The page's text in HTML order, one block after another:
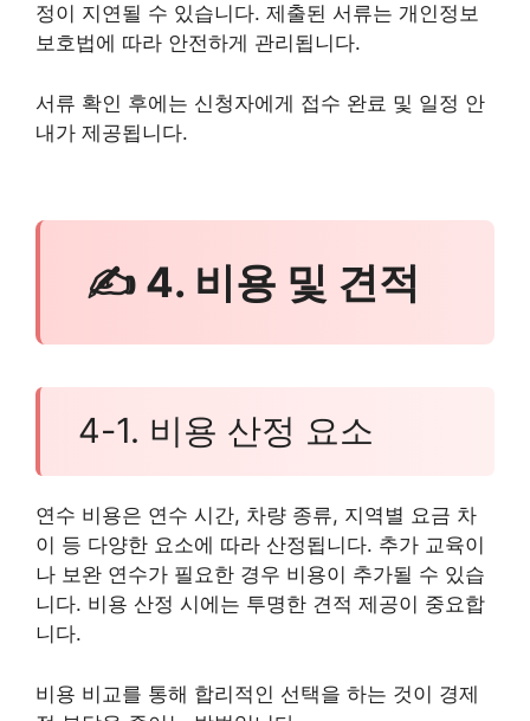
정이 지연될 수 있습니다. 제출된 서류는 개인정보
보호법에 따라 안전하게 관리됩니다.
서류 확인 후에는 신청자에게 접수 완료 및 일정 안
내가 제공됩니다.
✍ 4. 비용 및 견적
4-1. 비용 산정 요소
연수 비용은 연수 시간, 차량 종류, 지역별 요금 차
이 등 다양한 요소에 따라 산정됩니다. 추가 교육이
나 보완 연수가 필요한 경우 비용이 추가될 수 있습
니다. 비용 산정 시에는 투명한 견적 제공이 중요합
니다.
비용 비교를 통해 합리적인 선택을 하는 것이 경제